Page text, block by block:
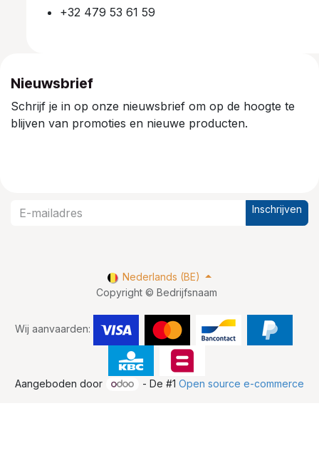
+32 479 53 61 59
Nieuwsbrief
Schrijf je in op onze nieuwsbrief om op de hoogte te
blijven van promoties en nieuwe producten.
Inschrijven
Copyright © Bedrijfsnaam
Wij aanvaarden:
Nederlands (BE)
Aangeboden door - De #1Open source e-commerce